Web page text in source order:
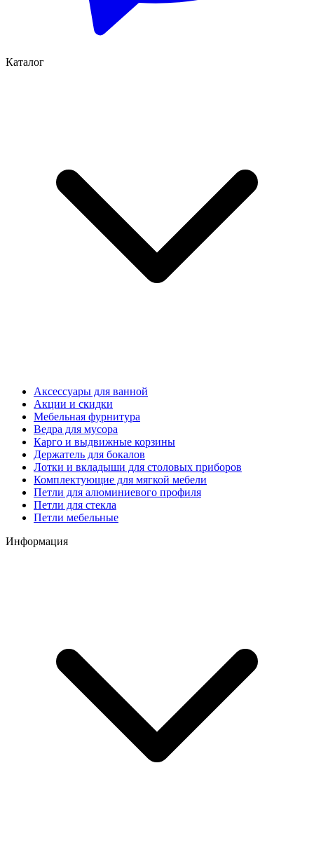
Каталог
Аксессуары для ванной
Акции и скидки
Мебельная фурнитура
Ведра для мусора
Карго и выдвижные корзины
Держатель для бокалов
Лотки и вкладыши для столовых приборов
Комплектующие для мягкой мебели
Петли для алюминиевого профиля
Петли для стекла
Петли мебельные
Информация